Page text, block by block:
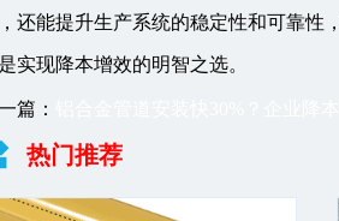
还能提升生产系统的稳定性和可靠性
实现降本增效的明智之选。
篇：
热门推荐